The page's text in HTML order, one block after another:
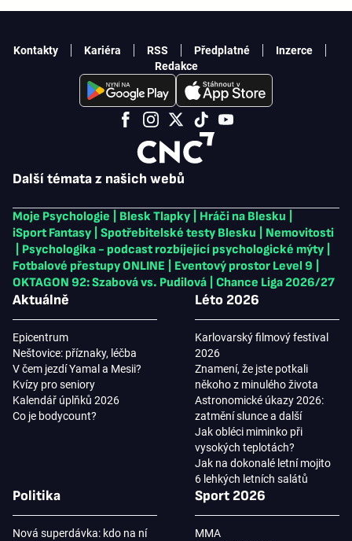
Další témata z našich webů
Moje Psychologie Blesk Tlapky Hráči na Blesku
iSport Fantasy
Spotřebitelské testy Blesku
Nemovitosti
Psychologika - podcast rozbíjející psychologické mýty
Fotbalové přestupy ONLINE
Eventový prostor Level 9
OKTAGON 92: Szabová vs. Pudilová
Chance Liga 2026/27
Aktuálně
Epicentrum
Neštovice: příznaky, léčba
V čem jezdí Yamal a Mesii?
Kvízy pro seniory
Kalendář úplňků 2026
Co je bodycount?
Léto 2026
Karlovarský filmový festival
2026
Znamení, že jste potkali
někoho z minulého života
Astronomické úkazy 2026:
zatmění slunce a další
Jak obléci miminko při
vysokých teplotách?
Jak na dokonalé letní mojito
6 lehkých letních salátů
Politika
Nová superdávka: kdo na ní
Sport 2026
MMA
Kontakty Kariéra RSS Předplatné
Inzerce
Redakce